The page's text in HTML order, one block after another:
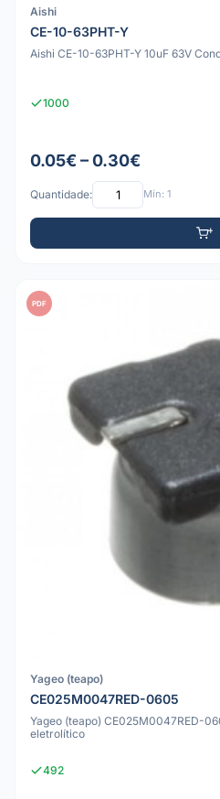
Aishi
CE-10-63PHT-Y
Aishi CE-10-63PHT-Y 10uF 63V
1000
0.05€ – 0.30€
Quantidade: Mín: 1
PDF
Yageo (teapo)
CE025M0047RED-0605
Yageo (teapo) CE025M0047RED-
eletrolítico
492